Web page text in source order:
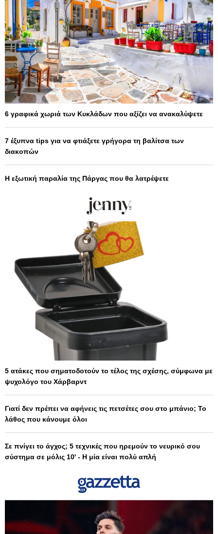
6 γραφικά χωριά των Κυκλάδων που αξίζει να ανακαλύψετε
7 έξυπνα tips για να φτιάξετε γρήγορα τη βαλίτσα των
διακοπών
Η εξωτική παραλία της Πάργας που θα λατρέψετε
5 ατάκες που σηματοδοτούν το τέλος της σχέσης, σύμφωνα με
ψυχολόγο του Χάρβαρντ
Γιατί δεν πρέπει να αφήνεις τις πετσέτες σου στο μπάνιο; Το
λάθος που κάνουμε όλοι
Σε πνίγει το άγχος; 5 τεχνικές που ηρεμούν το νευρικό σου
σύστημα σε μόλις 10' - Η μία είναι πολύ απλή